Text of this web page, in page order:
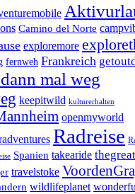
Camino del Norte
exploremore
fernweh Frankreich
mal weg
keepitwild kulturerhalten
openmyworld
Radreise
Spanien takearide
travelstoke
wildlifeplanet